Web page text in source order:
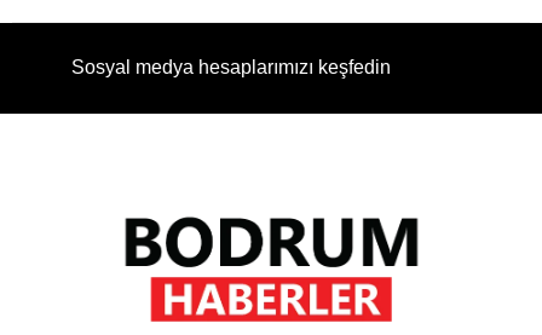
Sosyal medya hesaplarımızı keşfedin